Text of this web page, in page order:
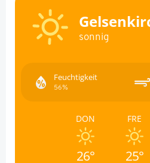
sonnig
Feuchtigkeit
56%
DON
26°
FRE
25°